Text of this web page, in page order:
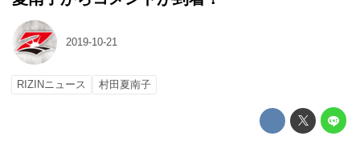
2019-10-21
RIZINニュース 村田夏南子